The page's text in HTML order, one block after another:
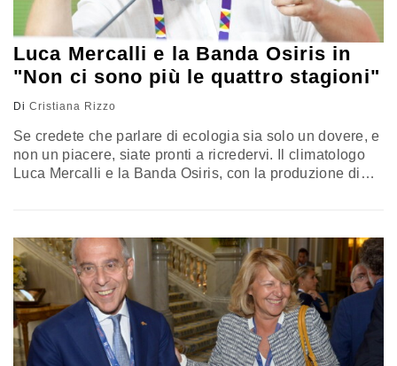
Luca Mercalli e la Banda Osiris in
"Non ci sono più le quattro stagioni"
Di Cristiana Rizzo
Se credete che parlare di ecologia sia solo un dovere, e
non un piacere, siate pronti a ricredervi. Il climatologo
Luca Mercalli e la Banda Osiris, con la produzione di
e intelligente, "Non…